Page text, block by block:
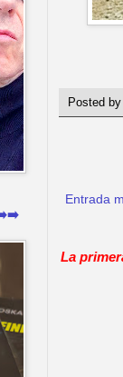
Posted
Entrada
La